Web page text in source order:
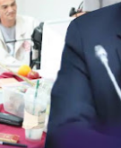
วันที่ 7 สิงหาคม
วัฒนธรรม ร่วมกั
จังหวัดภาคใต้ จั
คุณธรรมพลังบวร
ประจำปีงบประม